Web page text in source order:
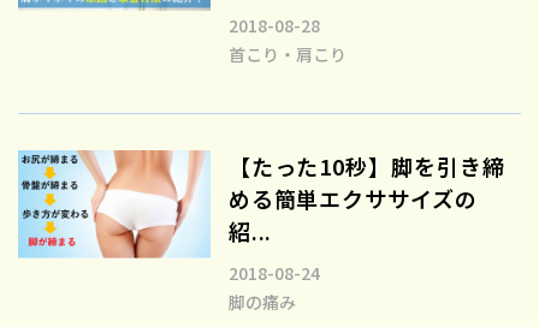
2018-08-28
首こり・肩こり
【たった10秒】脚を引き締
める簡単エクササイズの
紹...
2018-08-24
脚の痛み